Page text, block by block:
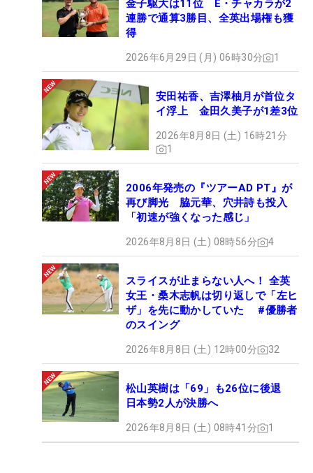
金子駆大は11位 E・チャカラが2
連勝で通算3勝目、全英出場権も獲
得
2026年6月29日 (月) 06時30分 1
安田祐香、吉澤柚月が首位タ
イ浮上 金田久美子が1差3位
2026年8月8日 (土) 16時21分
1
2006年発売の『ツアーAD PT』が
再び脚光 脇元華、穴井詩も投入
「初速が強くなった感じ」
2026年8月8日 (土) 08時56分 4
スライスが止まらない人へ！ 全英
女王・桑木志帆は切り返しで「左ヒ
ザ」を先に動かしていた #優勝者
のスイング
2026年8月8日 (土) 12時00分 32
松山英樹は「69」も26位に後退
日本勢2人が決勝へ
2026年8月8日 (土) 08時41分 1